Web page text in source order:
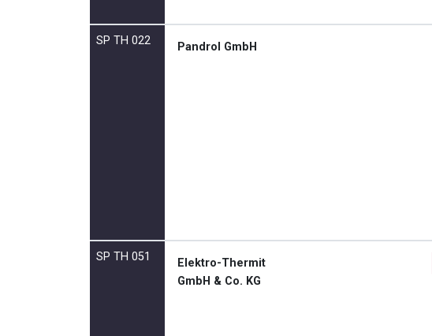
SP TH 022 Pandrol GmbH
SP TH 051
Elektro-Thermit
GmbH & Co. KG